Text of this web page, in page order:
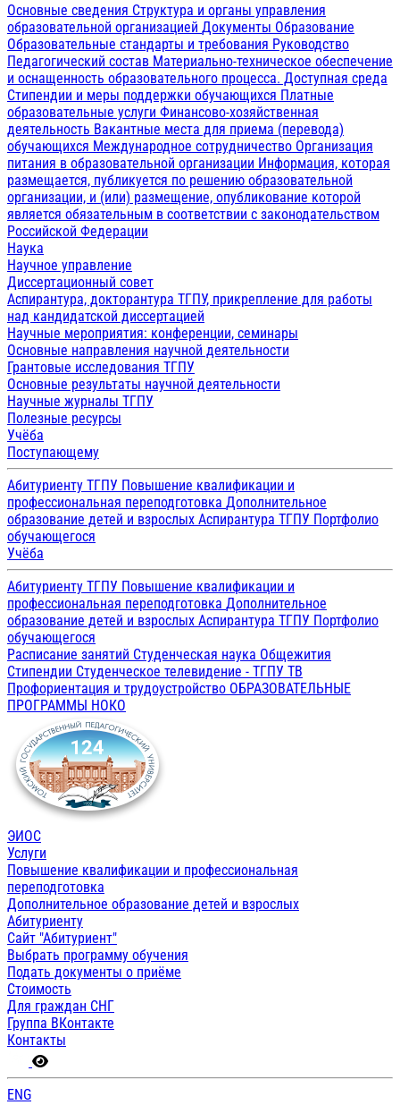
Основные сведения Структура и органы управления
образовательной организацией Документы Образование
Образовательные стандарты и требования Руководство
Педагогический состав Материально-техническое обеспечение
и оснащенность образовательного процесса. Доступная среда
Стипендии и меры поддержки обучающихся Платные
образовательные услуги Финансово-хозяйственная
деятельность Вакантные места для приема (перевода)
обучающихся Международное сотрудничество Организация
питания в образовательной организации Информация, которая
размещается, публикуется по решению образовательной
организации, и (или) размещение, опубликование которой
является обязательным в соответствии с законодательством
Российской Федерации
Наука
Научное управление
Диссертационный совет
Аспирантура, докторантура ТГПУ, прикрепление для работы
над кандидатской диссертацией
Научные мероприятия: конференции, семинары
Основные направления научной деятельности
Грантовые исследования ТГПУ
Основные результаты научной деятельности
Научные журналы ТГПУ
Полезные ресурсы
Учёба
Поступающему
Абитуриенту ТГПУ Повышение квалификации и
профессиональная переподготовка Дополнительное
образование детей и взрослых Аспирантура ТГПУ Портфолио
обучающегося
Учёба
Абитуриенту ТГПУ Повышение квалификации и
профессиональная переподготовка Дополнительное
образование детей и взрослых Аспирантура ТГПУ Портфолио
обучающегося
Расписание занятий Студенческая наука Общежития
Стипендии Студенческое телевидение - ТГПУ ТВ
Профориентация и трудоустройство ОБРАЗОВАТЕЛЬНЫЕ
ПРОГРАММЫ НОКО
ЭИОС
Услуги
Повышение квалификации и профессиональная
переподготовка
Дополнительное образование детей и взрослых
Абитуриенту
Сайт "Абитуриент"
Выбрать программу обучения
Подать документы о приёме
Стоимость
Для граждан СНГ
Группа ВКонтакте
Контакты
ENG